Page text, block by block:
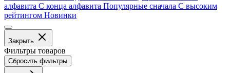
алфавита С конца алфавита Популярные сначала С высоким
рейтингом Новинки
Закрыть
Фильтры товаров
Сбросить фильтры